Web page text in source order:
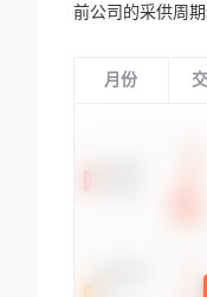
前公司的采供周期
月份